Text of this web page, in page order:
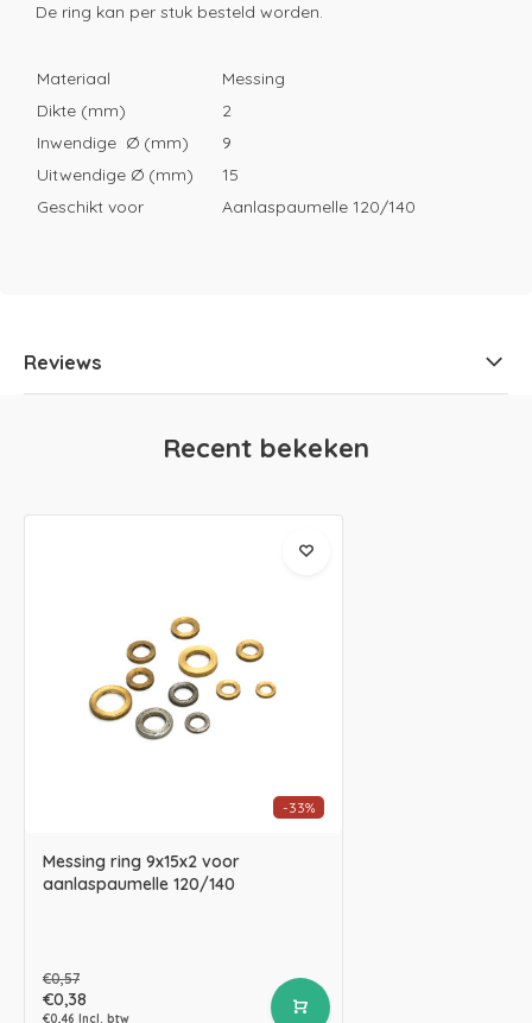
De ring kan per stuk besteld worden.
Materiaal
Messing
Dikte (mm)
2
Inwendige Ø (mm)
9
Uitwendige Ø (mm)
15
Geschikt voor
Aanlaspaumelle 120/140
Reviews
Recent bekeken
-33%
Messing ring 9x15x2 voor
aanlaspaumelle 120/140
€0,57
€0,38
€0,46 Incl. btw